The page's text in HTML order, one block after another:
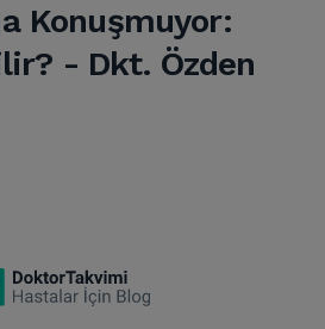
Konuşmuyor:
- Dkt. Özden